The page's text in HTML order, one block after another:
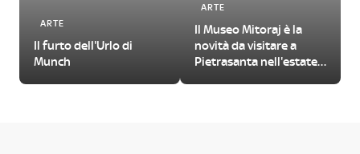
ARTE
Il furto dell'Urlo di
Munch
ARTE
Il Museo Mitoraj è la
novità da visitare a
Pietrasanta nell'estate